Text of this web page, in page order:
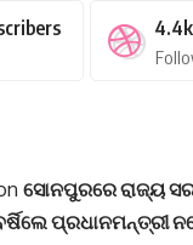
4.4k
ସୋନପୁରରେ ରାଜ୍ୟ
ପ୍ରଧାନମନ୍ତ୍ରୀ